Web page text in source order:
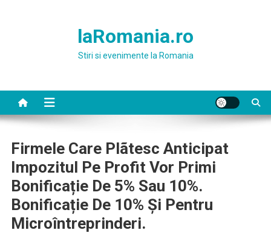
laRomania.ro
Stiri si evenimente la Romania
Firmele Care Plãtesc Anticipat
Impozitul Pe Profit Vor Primi
Bonificație De 5% Sau 10%.
Bonificație De 10% Și Pentru
Microîntreprinderi.